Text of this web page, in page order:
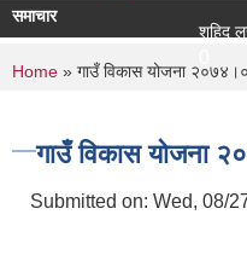
समाचार
शहिद
You are here
Home » गाउँ विकास योजना
गाउँ विकास योजना
Submitted on: Wed, 08/